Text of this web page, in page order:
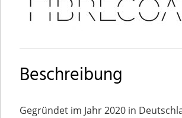
Beschreibung
Gegründet im Jahr 2020 in